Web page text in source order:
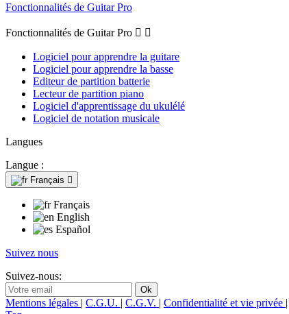
Fonctionnalités de Guitar Pro
Fonctionnalités de Guitar Pro  
Logiciel pour apprendre la guitare
Logiciel pour apprendre la basse
Editeur de partition batterie
Lecteur de partition piano
Logiciel d'apprentissage du ukulélé
Logiciel de notation musicale
Langues
Langue :
Français 
Français
English
Español
Suivez nous
Suivez-nous:
Mentions légales | C.G.U. | C.G.V. | Confidentialité et vie privée